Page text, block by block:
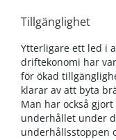
Tillgänglighet
Ytterligare ett led i
driftekonomi har
för ökad
klarar av att byta
Man har också
underhållet under
underhållsstoppen